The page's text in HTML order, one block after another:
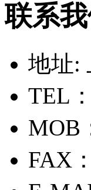
联系我
地址:
TEL
MOB
FAX